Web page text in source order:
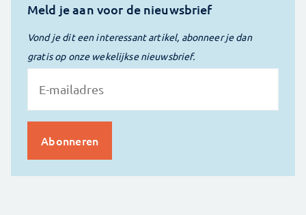
Meld je aan voor de nieuwsbrief
Vond je dit een interessant artikel, abonneer je dan
gratis op onze wekelijkse nieuwsbrief.